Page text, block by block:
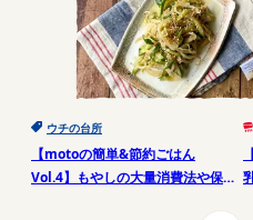
ウチの台所
【motoの簡単&節約ごはん
Vol.4】もやしの大量消費法や保存